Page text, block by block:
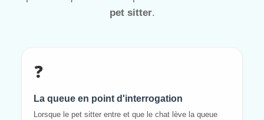
pet sitter.
❓
La queue en point d'interrogation
Lorsque le pet sitter entre et que le chat lève la queue